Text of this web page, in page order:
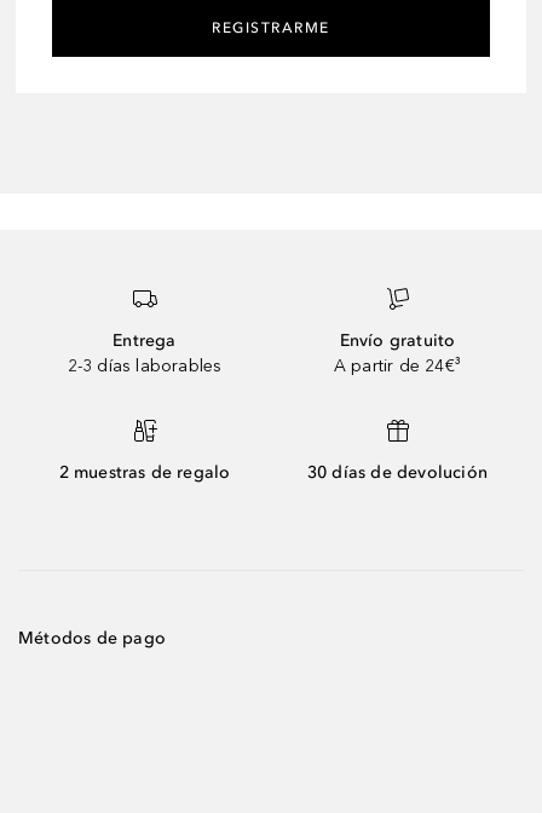
REGISTRARME
Entrega
2-3 días laborables
Envío gratuito
A partir de 24€³
2 muestras de regalo 30 días de devolución
Métodos de pago